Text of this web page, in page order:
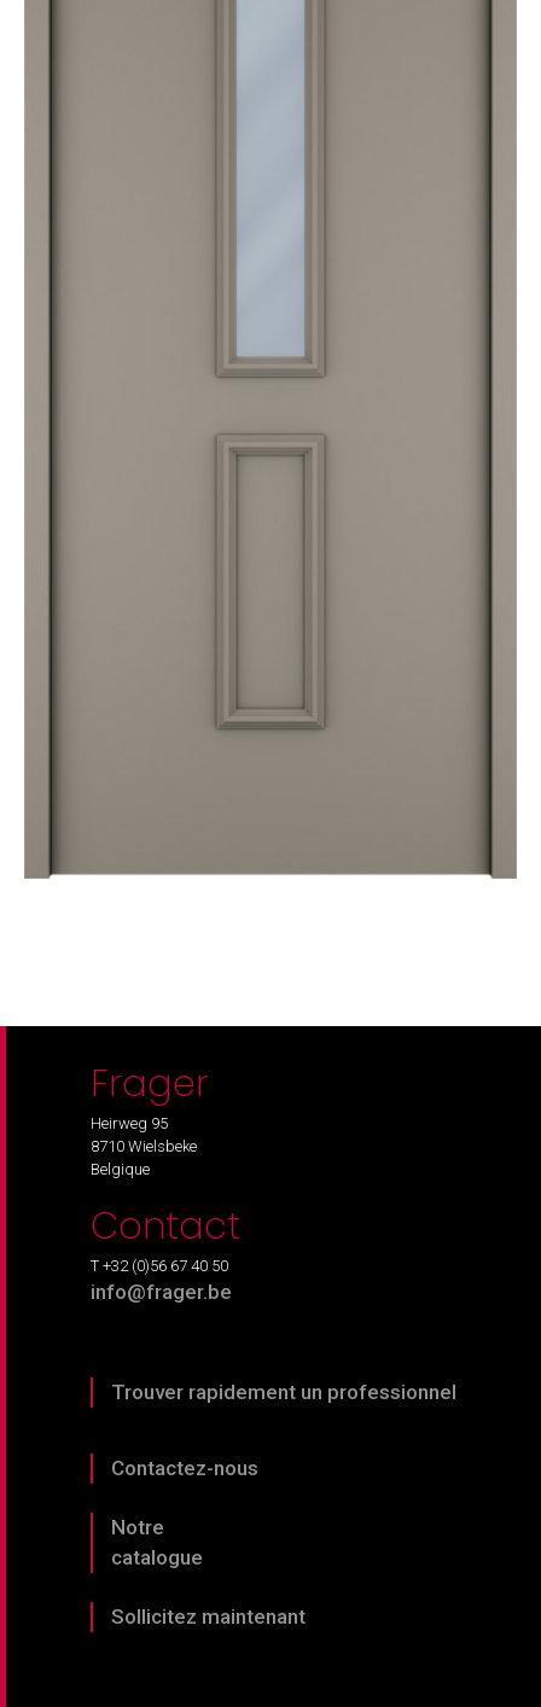
Frager
Heirweg 95
8710 Wielsbeke
Belgique
Contact
T +32 (0)56 67 40 50
info@frager.be
Trouver rapidement un professionnel
Contactez-nous
Notre
catalogue
Sollicitez maintenant